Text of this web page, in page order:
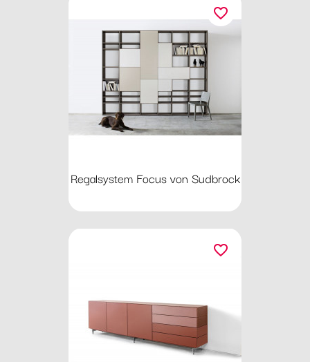
Regalsystem Focus von Sudbrock
favorite_border
favorite_border